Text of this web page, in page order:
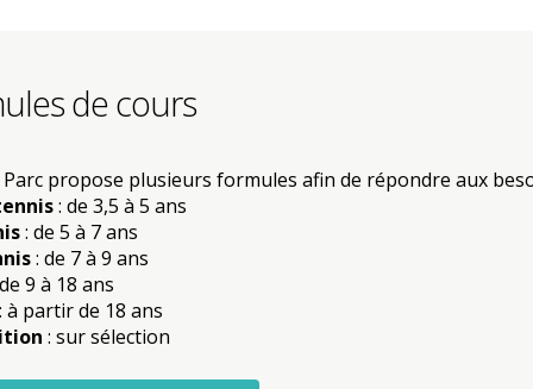
de cours
Parc propose plusieurs formules afin de répondre aux
: de 3,5 à 5 ans
: de 5 à 7 ans
: de 7 à 9 ans
9 à 18 ans
à partir de 18 ans
: sur sélection